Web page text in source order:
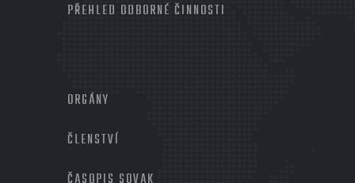
PŘEHLED ODBORNÉ ČINNOSTI
ORGÁNY
ČLENSTVÍ